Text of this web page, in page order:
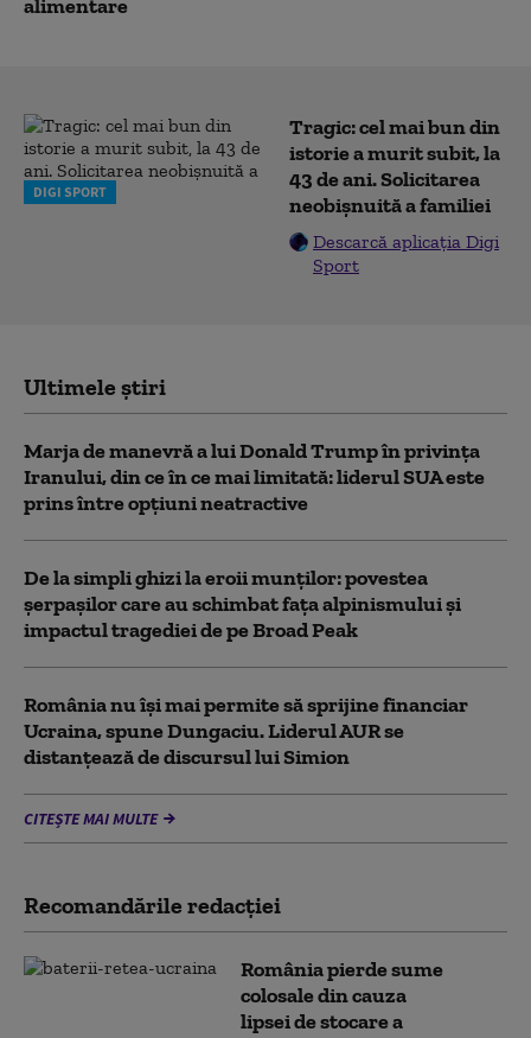
alimentare
DIGI SPORT
Tragic: cel mai bun din
istorie a murit subit, la
43 de ani. Solicitarea
neobișnuită a familiei
Descarcă aplicația Digi
Sport
Ultimele știri
Marja de manevră a lui Donald Trump în privința
Iranului, din ce în ce mai limitată: liderul SUA este
prins între opțiuni neatractive
De la simpli ghizi la eroii munților: povestea
șerpașilor care au schimbat fața alpinismului și
impactul tragediei de pe Broad Peak
România nu își mai permite să sprijine financiar
Ucraina, spune Dungaciu. Liderul AUR se
distanțează de discursul lui Simion
CITEȘTE MAI MULTE
Recomandările redacţiei
România pierde sume
colosale din cauza
lipsei de stocare a